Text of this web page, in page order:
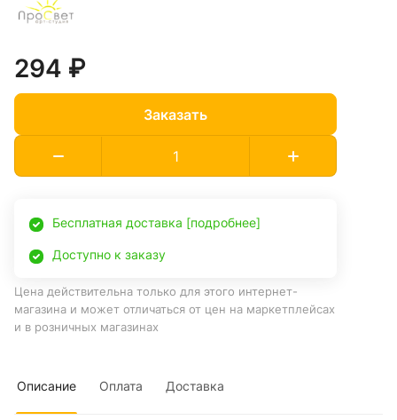
294 ₽
Заказать
Бесплатная доставка [подробнее]
Доступно к заказу
Цена действительна только для этого интернет-
магазина и может отличаться от цен на маркетплейсах
и в розничных магазинах
Описание Оплата Доставка